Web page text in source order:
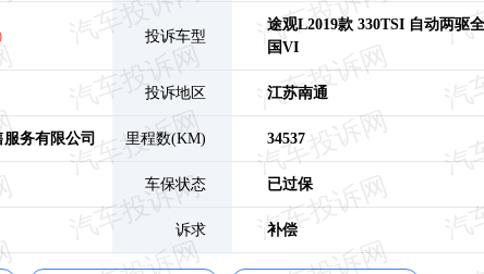
投诉车型
途观L2019款 330TSI 自动两驱
国VI
投诉地区 江苏南通
务有限公司 里程数(KM) 34537
车保状态 已过保
诉求 补偿